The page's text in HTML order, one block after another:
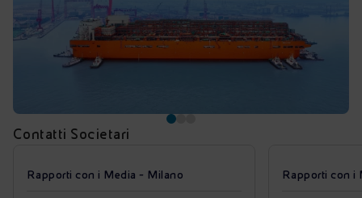
Contatti Societari
Rapporti con i Media - Milano Rapporti con i